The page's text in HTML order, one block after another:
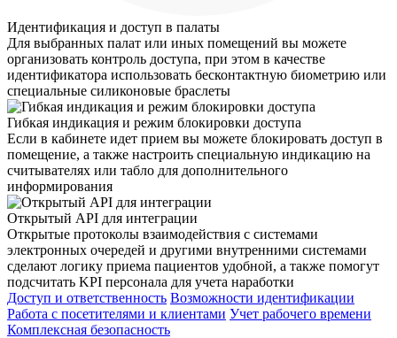
Идентификация и доступ в палаты
Для выбранных палат или иных помещений вы можете
организовать контроль доступа, при этом в качестве
идентификатора использовать бесконтактную биометрию или
специальные силиконовые браслеты
Гибкая индикация и режим блокировки доступа
Если в кабинете идет прием вы можете блокировать доступ в
помещение, а также настроить специальную индикацию на
считывателях или табло для дополнительного
информирования
Открытый API для интеграции
Открытые протоколы взаимодействия с системами
электронных очередей и другими внутренними системами
сделают логику приема пациентов удобной, а также помогут
подсчитать KPI персонала для учета наработки
Доступ и ответственность Возможности идентификации
Работа с посетителями и клиентами Учет рабочего времени
Комплексная безопасность